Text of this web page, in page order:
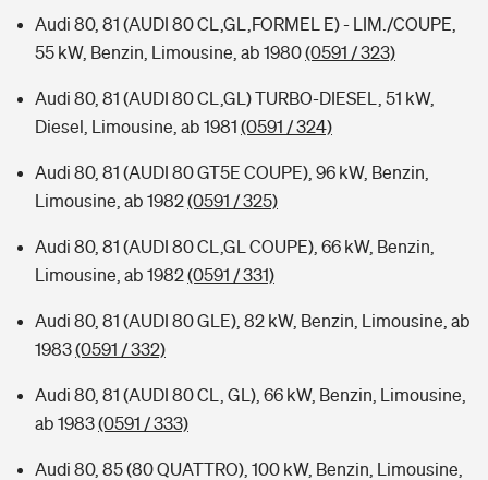
Audi 80, 81 (AUDI 80 CL,GL,FORMEL E) - LIM./COUPE,
55 kW, Benzin, Limousine, ab 1980(0591 / 323)
Audi 80, 81 (AUDI 80 CL,GL) TURBO-DIESEL, 51 kW,
Diesel, Limousine, ab 1981 (0591 / 324)
Audi 80, 81 (AUDI 80 GT5E COUPE), 96 kW, Benzin,
Limousine, ab 1982(0591 / 325)
Audi 80, 81 (AUDI 80 CL,GL COUPE), 66 kW, Benzin,
Limousine, ab 1982(0591 / 331)
Audi 80, 81 (AUDI 80 GLE), 82 kW, Benzin, Limousine, ab
1983(0591 / 332)
Audi 80, 81 (AUDI 80 CL, GL), 66 kW, Benzin, Limousine,
ab 1983(0591 / 333)
Audi 80, 85 (80 QUATTRO), 100 kW, Benzin, Limousine,